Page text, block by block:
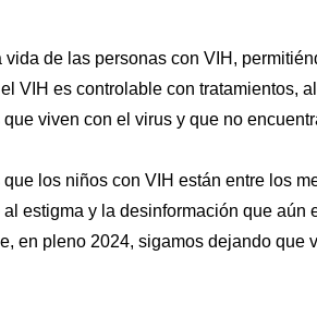
de las personas con VIH,
VIH es controlable con tratamientos,
viven con el virus y que no
los niños con VIH están entre los
estigma y la desinformación que aún
en pleno 2024, sigamos dejando que